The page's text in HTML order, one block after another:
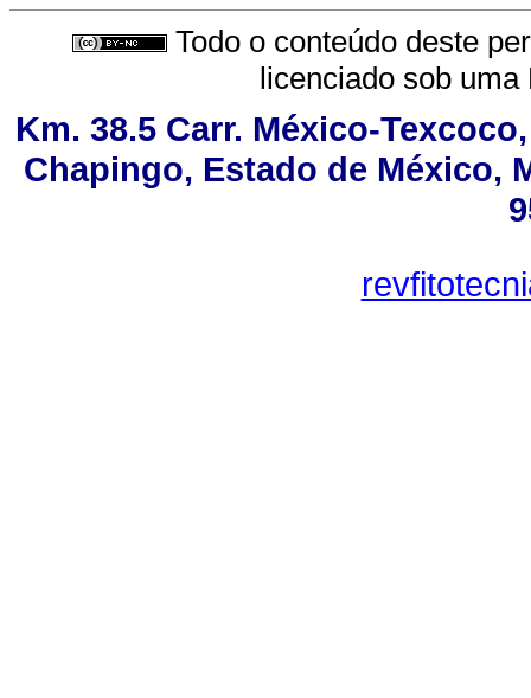
Todo o conteúdo deste
licenciado sob uma
Km. 38.5 Carr. México-
Chapingo, Estado de México,